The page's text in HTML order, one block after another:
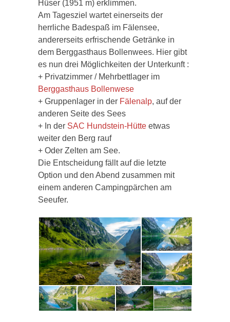
Hüser (1951 m) erklimmen.
Am Tagesziel wartet einerseits der
herrliche Badespaß im Fälensee,
andererseits erfrischende Getränke in
dem Berggasthaus Bollenwees. Hier gibt
es nun drei Möglichkeiten der Unterkunft :
+ Privatzimmer / Mehrbettlager im
Berggasthaus Bollenwese
+ Gruppenlager in der Fälenalp, auf der
anderen Seite des Sees
+ In der SAC Hundstein-Hütte etwas
weiter den Berg rauf
+ Oder Zelten am See.
Die Entscheidung fällt auf die letzte
Option und den Abend zusammen mit
einem anderen Campingpärchen am
Seeufer.